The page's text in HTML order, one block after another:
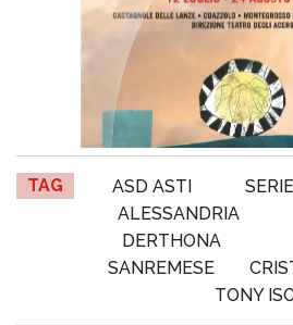
TAG ASD ASTI
ALESSANDRIA
DERTHONA
SANREMESE
TONY